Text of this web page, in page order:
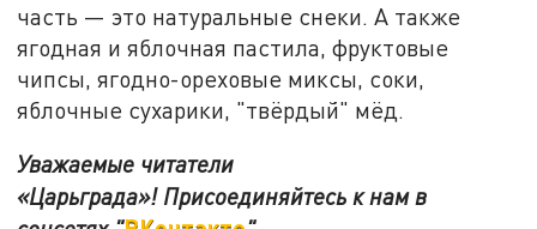
часть — это натуральные снеки. А также
ягодная и яблочная пастила, фруктовые
чипсы, ягодно-ореховые миксы, соки,
яблочные сухарики, "твёрдый" мёд.
Уважаемые читатели
«Царьграда»! Присоединяйтесь к нам в